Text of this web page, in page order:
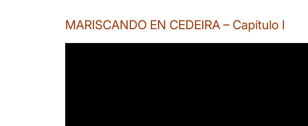
MARISCANDO EN CEDEIRA – Capítulo I